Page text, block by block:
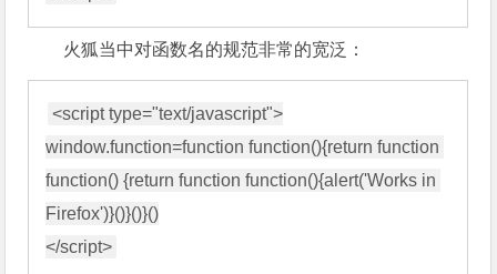
火狐当中对函数名的规范非常的宽泛：
<script type="text/javascript">
window.function=function function(){return function
function() {return function function(){alert('Works in
Firefox')}()}()}()